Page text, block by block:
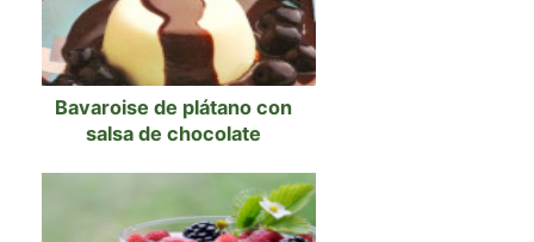
Bavaroise de plátano con
salsa de chocolate